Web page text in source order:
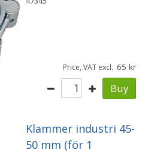
Price, VAT excl. 65
Buy
Klammer industri 45-
50 mm (för 1